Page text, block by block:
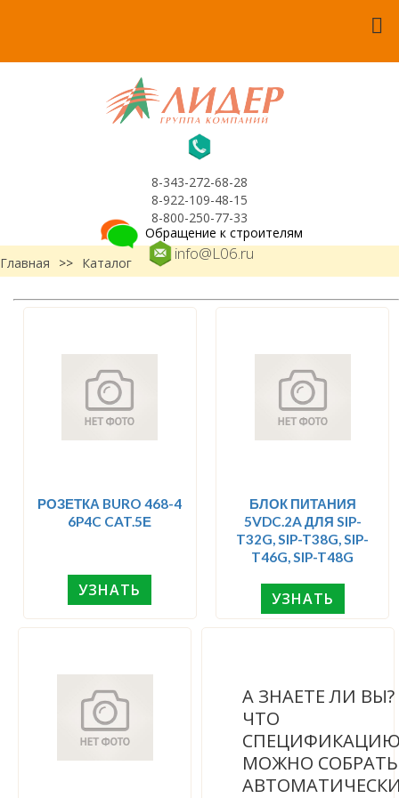
8-343-272-68-28
8-922-109-48-15
8-800-250-77-33
info@L06.ru
Обращение к строителям
Главная
>> Каталог
РОЗЕТКА BURO 468-4
6P4C CAT.5Е
УЗНАТЬ
БЛОК ПИТАНИЯ
5VDC.2A ДЛЯ SIP-
T32G, SIP-T38G, SIP-
T46G, SIP-T48G
УЗНАТЬ
А ЗНАЕТЕ ЛИ ВЫ?
ЧТО
МОЖНО СОБРАТЬ